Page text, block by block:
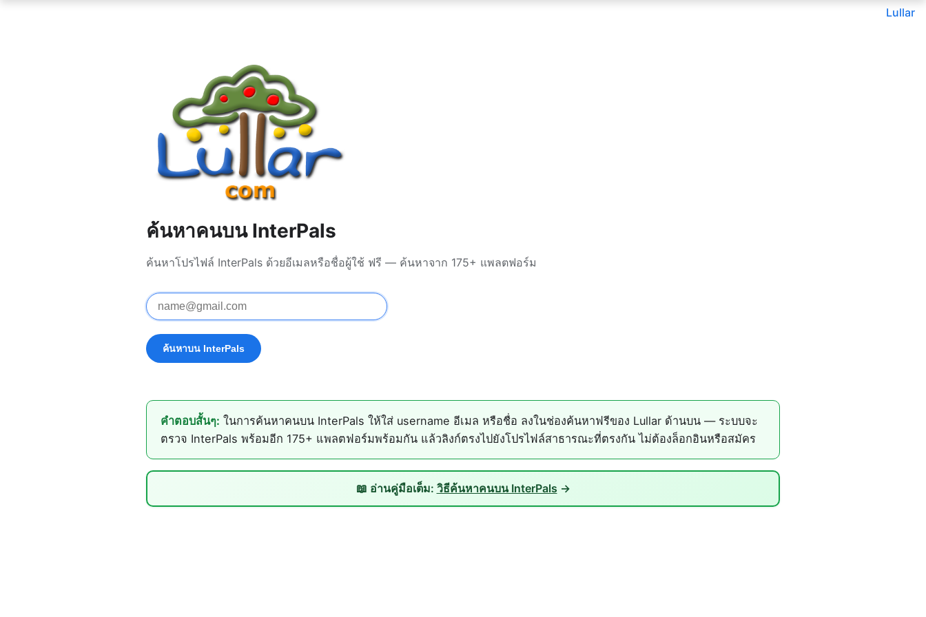
Lullar
ค้นหาคนบน InterPals
ค้นหาโปรไฟล์ InterPals ด้วยอีเมลหรือชื่อผู้ใช้ ฟรี — ค้นหาจาก 175+ แพลตฟอร์ม
คำตอบสั้นๆ: ในการค้นหาคนบน InterPals ให้ใส่ username อีเมล หรือชื่อ ลงในช่องค้นหาฟรีของ Lullar ด้านบน — ระบบจะ
ตรวจ InterPals พร้อมอีก 175+ แพลตฟอร์มพร้อมกัน แล้วลิงก์ตรงไปยังโปรไฟล์สาธารณะที่ตรงกัน ไม่ต้องล็อกอินหรือสมัคร
📖 อ่านคู่มือเต็ม: วิธีค้นหาคนบน InterPals →